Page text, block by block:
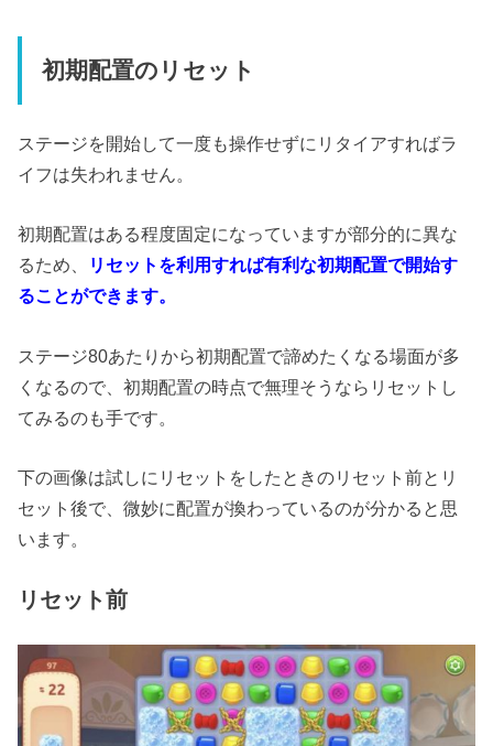
初期配置のリセット
ステージを開始して一度も操作せずにリタイアすればラ
イフは失われません。
初期配置はある程度固定になっていますが部分的に異な
るため、
リセットを利用すれば有利な初期配置で開始す
ることができます。
ステージ80あたりから初期配置で諦めたくなる場面が多
くなるので、初期配置の時点で無理そうならリセットし
てみるのも手です。
下の画像は試しにリセットをしたときのリセット前とリ
セット後で、微妙に配置が換わっているのが分かると思
います。
リセット前